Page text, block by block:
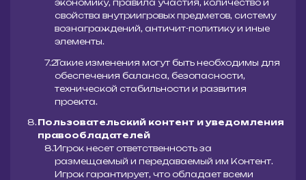
экономику, правила участия, количество и
свойства внутриигровых предметов, систему
вознаграждений, античит-политику и иные
элементы.
Такие изменения могут быть необходимы для
обеспечения баланса, безопасности,
технической стабильности и развития
проекта.
Пользовательский контент и уведомления
правообладателей
Игрок несет ответственность за
размещаемый и передаваемый им Контент.
Игрок гарантирует, что обладает всеми